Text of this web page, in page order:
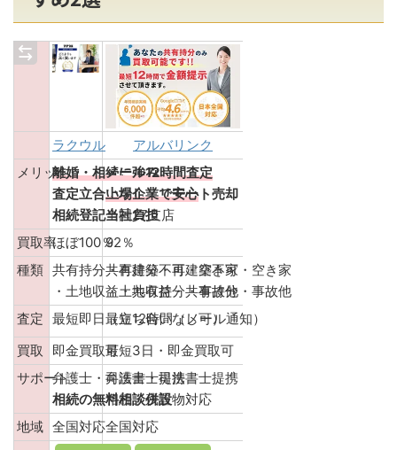
ラクウル
アルバリンク
メリット離婚・相続に強み
査定立合いなし・リモート売却
相続登記当社負担
メール12時間査定
上場企業で安心
全国27支店
買取率ほぼ100％92％
種類 共有持分・再建築不可・空き家
・土地収益・共有持分・事故他
共有持分・再建築不可・空き家
・土地収益・共有持分・事故他
査定 最短即日（立ち合いなし可）
最短12時間（メール通知）
買取
即金買取可最短3日・即金買取可
サポート弁護士・司法書士提携
相続の無料相談併設
弁護士・司法書士提携
相続・残置物対応
地域 全国対応全国対応